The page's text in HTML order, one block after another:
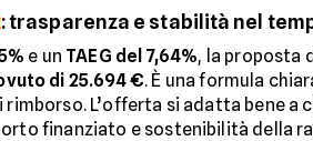
: trasparenza e stabilità nel
e un TAEG del 7,64%, la proposta
di 25.694 €. È una formula
L’offerta si adatta bene a
finanziato e sostenibilità della